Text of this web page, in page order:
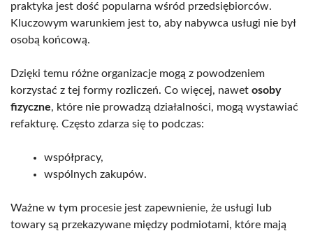
praktyka jest dość popularna wśród przedsiębiorców.
Kluczowym warunkiem jest to, aby nabywca usługi nie był
osobą końcową.
Dzięki temu różne organizacje mogą z powodzeniem
korzystać z tej formy rozliczeń. Co więcej, nawet osoby
fizyczne, które nie prowadzą działalności, mogą wystawiać
refakturę. Często zdarza się to podczas:
współpracy,
wspólnych zakupów.
Ważne w tym procesie jest zapewnienie, że usługi lub
towary są przekazywane między podmiotami, które mają